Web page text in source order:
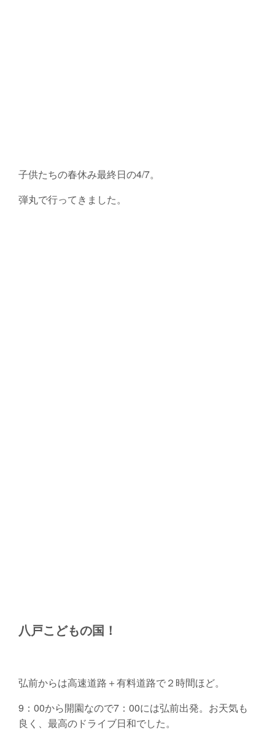
子供たちの春休み最終日の4/7。
弾丸で行ってきました。
八戸こどもの国！
弘前からは高速道路＋有料道路で２時間ほど。
9：00から開園なので7：00には弘前出発。お天気も
良く、最高のドライブ日和でした。